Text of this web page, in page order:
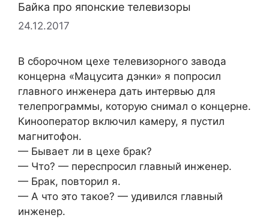
Байка про японские телевизоры
24.12.2017
В сборочном цехе телевизорного завода
концерна «Мацусита дэнки» я попросил
главного инженера дать интервью для
телепрограммы, которую снимал о концерне.
Кинооператор включил камеру, я пустил
магнитофон.
— Бывает ли в цехе брак?
— Что? — переспросил главный инженер.
— Брак, повторил я.
— А что это такое? — удивился главный
инженер.